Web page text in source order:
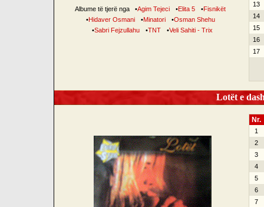
Albume të tjerë nga •Agim Tejeci •Elita 5 •Fisnikët
•Hidaver Osmani •Minatori •Osman Shehu
•Sabri Fejzullahu •TNT •Veli Sahiti - Trix
13
14
15
16
17
Lotët e
Nr.
1
2
3
4
5
6
7